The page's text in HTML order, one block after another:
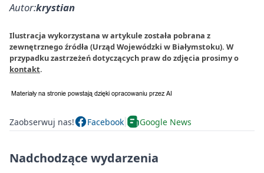
Autor:krystian
Ilustracja wykorzystana w artykule została pobrana z
zewnętrznego źródła (Urząd Wojewódzki w Białymstoku). W
przypadku zastrzeżeń dotyczących praw do zdjęcia prosimy o
kontakt.
Zaobserwuj nas! Facebook Google News
Nadchodzące wydarzenia